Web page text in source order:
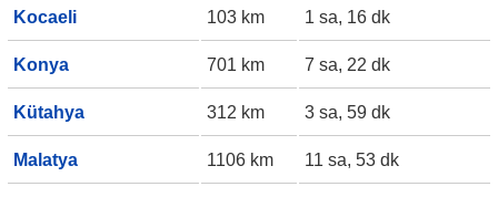
Kocaeli 103 km 1 sa, 16 dk
Konya 701 km 7 sa, 22 dk
Kütahya 312 km 3 sa, 59 dk
Malatya 1106 km 11 sa, 53 dk